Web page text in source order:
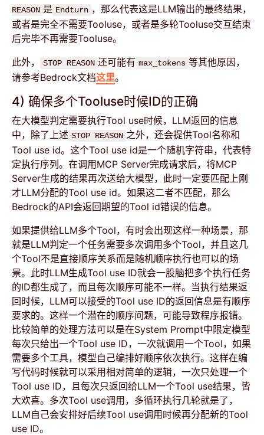
REASON 是 Endturn ，那么代表这是LLM输出的最终结果，
或者是完全不需要Tooluse，或者是多轮Tooluse交互结束
后完毕不再需要Tooluse。
此外，
STOP REASON 还可能有 max_tokens 等其他原因，
请参考Bedrock文档这里。
4) 确保多个Tooluse时候ID的正确
在大模型判定需要执行Tool use时候，LLM返回的信息
中，除了上述 STOP REASON 之外，还会提供Tool名称和
Tool use id。这个Tool use id是一个随机字符串，代表特
定执行序列。在调用MCP Server完成请求后，将MCP
Server生成的结果再次送给大模型，此时一定要匹配上刚
才LLM分配的Tool use id。如果这二者不匹配，那么
Bedrock的API会返回期望的Tool id错误的信息。
如果提供给LLM多个Tool，有时会出现这样一种场景，那
就是LLM判定一个任务需要多次调用多个Tool，并且这几
个Tool不是直接顺序关系而是随机顺序执行也可以的场
景。此时LLM生成Tool use ID就会一股脑把多个执行任务
的ID都生成了，而且每次顺序可能不一样。当执行结果返
回时候，LLM可以接受的Tool use ID的返回信息是有顺序
要求的。这样一个潜在的顺序问题，可能导致程序报错。
比较简单的处理方法可以是在System Prompt中限定模型
每次只给出一个Tool use ID，一次就调用一个Tool，如果
需要多个工具，模型自己编排好顺序依次执行。这样在编
写代码时候就可以采用相对简单的逻辑，一次只处理一个
Tool use ID，且每次只返回给LLM一个Tool use结果，皆
大欢喜。多次Tool use调用，多循环执行几轮就是了，
LLM自己会安排好后续Tool use调用时候再分配新的Tool
use ID。